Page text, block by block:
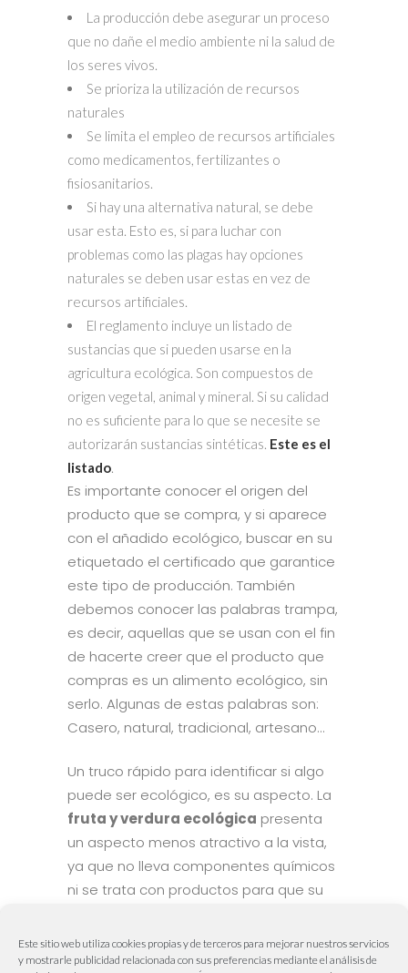
Este sitio web utiliza cookies propias y de terceros para mejorar nuestros servicios
y mostrarle publicidad relacionada con sus preferencias mediante el análisis de
La producción debe asegurar un proceso
que no dañe el medio ambiente ni la salud de
los seres vivos.
Se prioriza la utilización de recursos
naturales
Se limita el empleo de recursos artificiales
como medicamentos, fertilizantes o
fisiosanitarios.
Si hay una alternativa natural, se debe
usar esta. Esto es, si para luchar con
problemas como las plagas hay opciones
naturales se deben usar estas en vez de
recursos artificiales.
El reglamento incluye un listado de
sustancias que si pueden usarse en la
agricultura ecológica. Son compuestos de
origen vegetal, animal y mineral. Si su calidad
no es suficiente para lo que se necesite se
autorizarán sustancias sintéticas. Este es el
listado.
Es importante conocer el origen del
producto que se compra, y si aparece
con el añadido ecológico, buscar en su
etiquetado el certificado que garantice
este tipo de producción. También
debemos conocer las palabras trampa,
es decir, aquellas que se usan con el fin
de hacerte creer que el producto que
compras es un alimento ecológico, sin
serlo. Algunas de estas palabras son:
Casero, natural, tradicional, artesano…
Un truco rápido para identificar si algo
puede ser ecológico, es su aspecto. La
fruta y verdura ecológica presenta
un aspecto menos atractivo a la vista,
ya que no lleva componentes químicos
ni se trata con productos para que su